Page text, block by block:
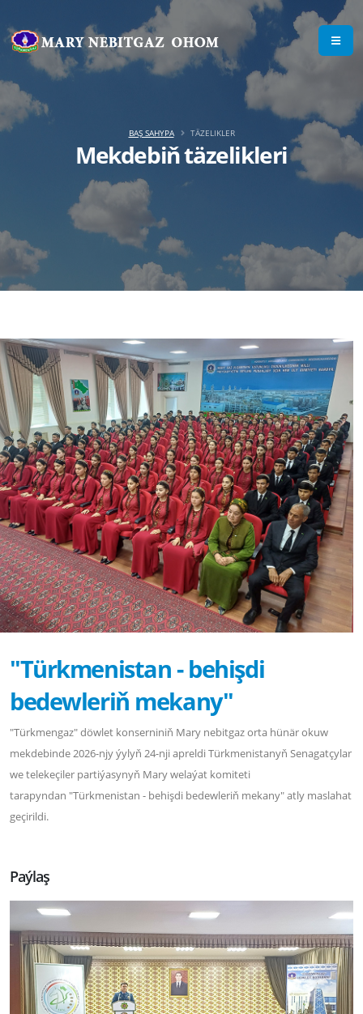
Mekdebiň täzelikleri
BAŞ SAHYPA TÄZELIKLER
"Türkmenistan - behişdi
bedewleriň mekany"
"Türkmengaz" döwlet konserniniň Mary nebitgaz orta hünär okuw
mekdebinde 2026-njy ýylyň 24-nji apreldi Türkmenistanyň Senagatçylar
we telekeçiler partiýasynyň Mary welaýat komiteti
tarapyndan "Türkmenistan - behişdi bedewleriň mekany" atly maslahat
geçirildi.
Paýlaş